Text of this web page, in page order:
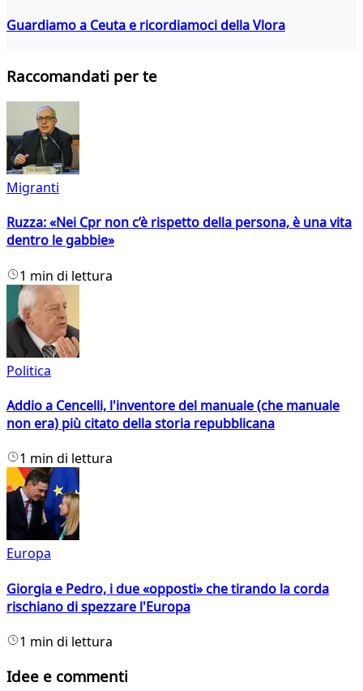
Guardiamo a Ceuta e ricordiamoci della Vlora
Raccomandati per te
Migranti
Ruzza: «Nei Cpr non c’è rispetto della persona, è una vita
dentro le gabbie»
1 min di lettura
Politica
Addio a Cencelli, l'inventore del manuale (che manuale
non era) più citato della storia repubblicana
1 min di lettura
Europa
Giorgia e Pedro, i due «opposti» che tirando la corda
rischiano di spezzare l'Europa
1 min di lettura
Idee e commenti